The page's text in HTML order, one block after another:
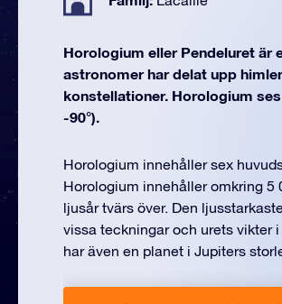
Horologium eller Pendeluret är
astronomer har delat upp
konstellationer. Horologium
-90°).
Horologium innehåller sex
Horologium innehåller omkring 5
ljusår tvärs över. Den
vissa teckningar och urets vikter
har även en planet i Jupiters